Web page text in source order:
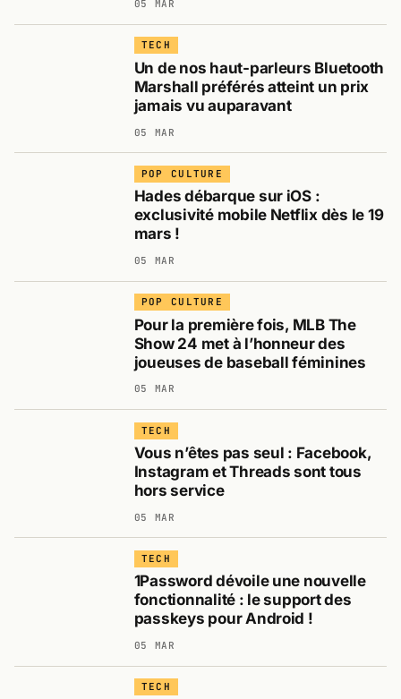
05 MAR
TECH
Un de nos haut-parleurs Bluetooth
Marshall préférés atteint un prix
jamais vu auparavant
05 MAR
POP CULTURE
Hades débarque sur iOS :
exclusivité mobile Netflix dès le 19
mars !
05 MAR
POP CULTURE
Pour la première fois, MLB The
Show 24 met à l’honneur des
joueuses de baseball féminines
05 MAR
TECH
Vous n’êtes pas seul : Facebook,
Instagram et Threads sont tous
hors service
05 MAR
TECH
1Password dévoile une nouvelle
fonctionnalité : le support des
passkeys pour Android !
05 MAR
TECH